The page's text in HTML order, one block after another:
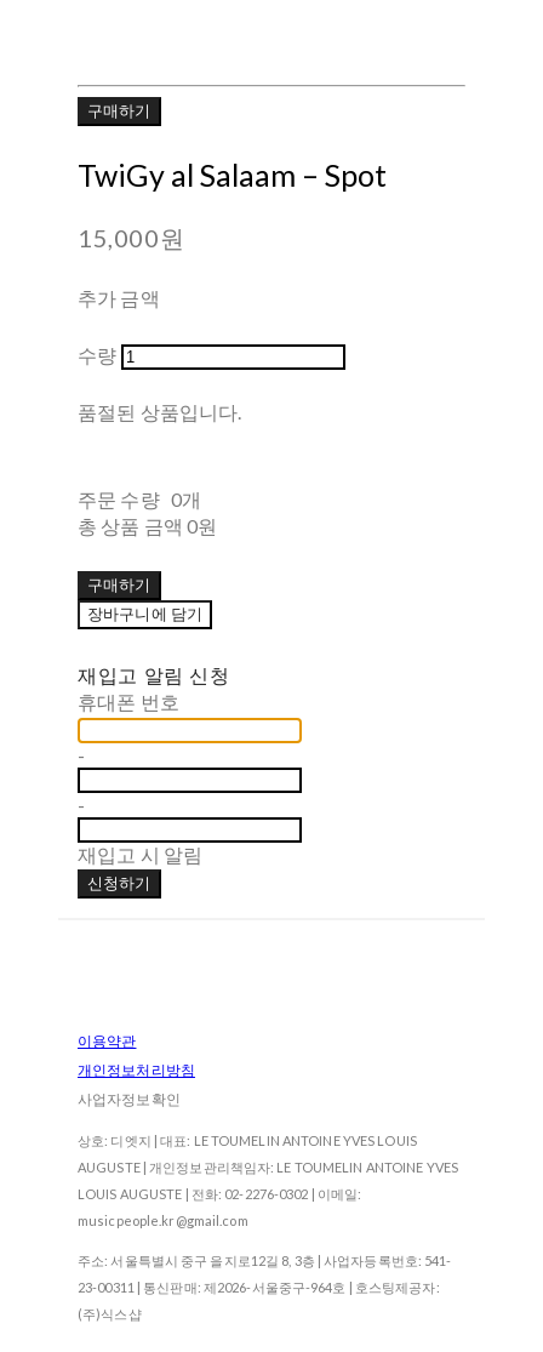
구매하기
TwiGy al Salaam – Spot
15,000원
추가 금액
수량
품절된 상품입니다.
주문 수량 0개
총 상품 금액 0원
구매하기
장바구니에 담기
재입고 알림 신청
휴대폰 번호
-
-
재입고 시 알림
신청하기
이용약관
개인정보처리방침
사업자정보확인
상호: 디엣지 | 대표: LE TOUMELIN ANTOINE YVES LOUIS
AUGUSTE | 개인정보관리책임자: LE TOUMELIN ANTOINE YVES
LOUIS AUGUSTE | 전화: 02-2276-0302 | 이메일:
musicpeople.kr@gmail.com
주소: 서울특별시 중구 을지로12길 8, 3층 | 사업자등록번호: 541-
23-00311 | 통신판매: 제2026-서울중구-964호 | 호스팅제공자:
(주)식스샵